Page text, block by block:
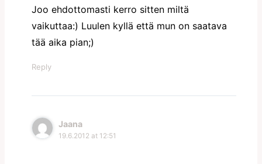
Joo ehdottomasti kerro sitten miltä
vaikuttaa:) Luulen kyllä että mun on saatava
tää aika pian;)
Reply
Jaana
19.6.2012 at 12:51